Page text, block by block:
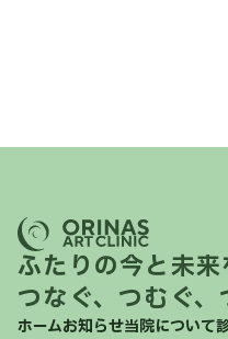
ふたりの今と未来
つなぐ、つむぐ、
ホームお知らせ当院について